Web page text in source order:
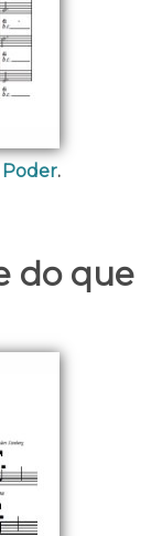
.
do que